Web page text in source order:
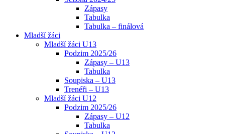
Zápasy
Tabulka
Tabulka – finálová
Mladší žáci
Mladší žáci U13
Podzim 2025/26
Zápasy – U13
Tabulka
Soupiska – U13
Trenéři – U13
Mladší žáci U12
Podzim 2025/26
Zápasy – U12
Tabulka